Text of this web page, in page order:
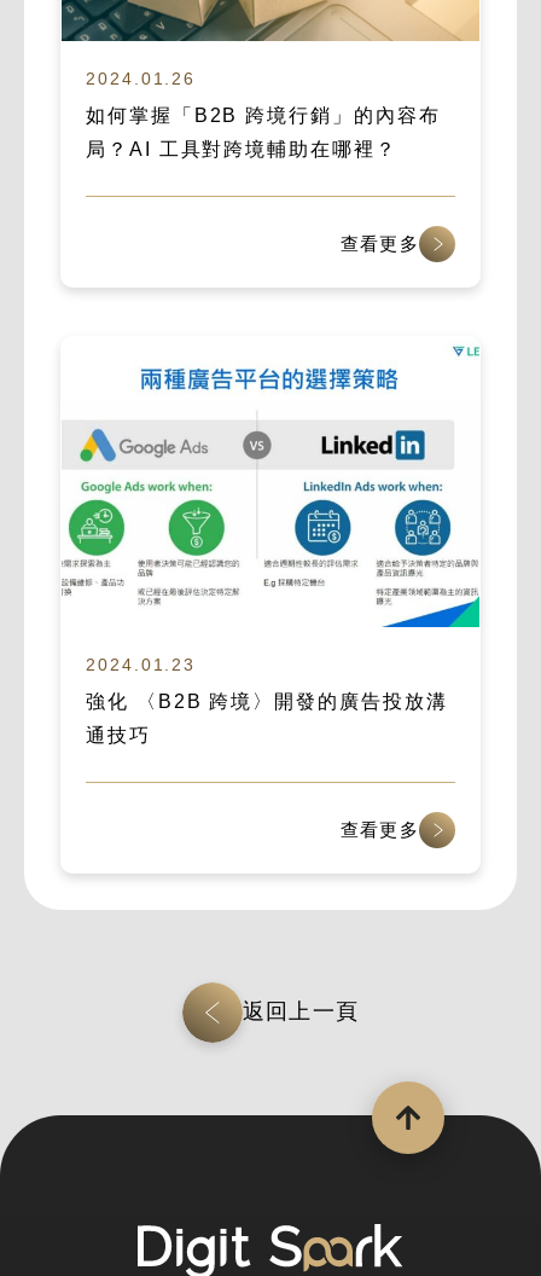
2024.01.26
如何掌握「B2B 跨境行銷」的內容布
局？AI 工具對跨境輔助在哪裡？
查看更多
2024.01.23
強化 〈B2B 跨境〉開發的廣告投放溝
通技巧
查看更多
返回上一頁